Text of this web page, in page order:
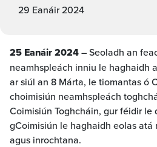
29 Eanáir 2024
25 Eanáir 2024– Seoladh an
neamhspleách inniu le haghaidh
ar siúl an 8 Márta, le tiomantas ó
choimisiún neamhspleách
Coimisiún Toghcháin, gur féidir le
gCoimisiún le haghaidh eolas atá
agus inrochtana.